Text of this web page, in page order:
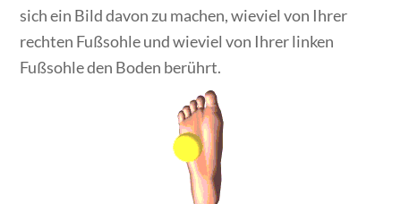
sich ein Bild davon zu machen, wieviel von Ihrer
rechten Fußsohle und wieviel von Ihrer linken
Fußsohle den Boden berührt.